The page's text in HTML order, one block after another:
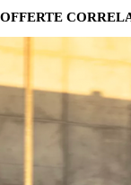
OFFERTE